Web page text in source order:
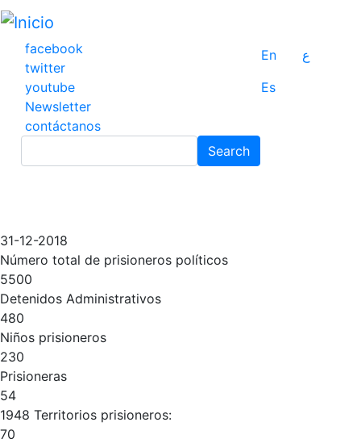
Pasar
contenido
principal
facebook
twitter
youtube
Newsletter
contáctanos
En
ع
Es
Search
31-12-2018
Número total de prisioneros políticos
5500
Detenidos Administrativos
480
Niños prisioneros
230
Prisioneras
54
1948 Territorios prisioneros:
70